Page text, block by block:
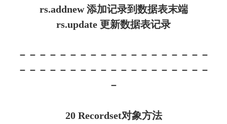
rs.addnew 添加记录到数据表末端
rs.update 更新数据表记录
－－－－－－－－－－－－－－－－－－－
－－－－－－－－－－－－－－－－－－－
－
20 Recordset对象方法